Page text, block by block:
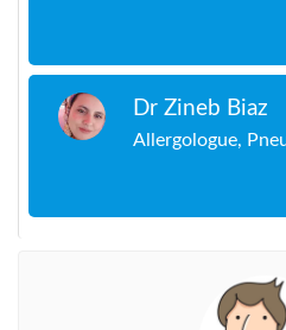
Dr Zineb Biaz
Allergologue,